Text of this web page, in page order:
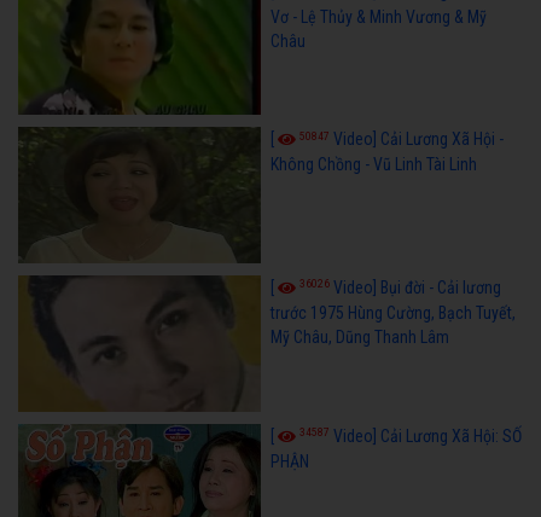
Vơ - Lệ Thủy & Minh Vương & Mỹ
Châu
50847 Video] Cải Lương Xã Hội -
Không Chồng - Vũ Linh Tài Linh
36026 Video] Bụi đời - Cải lương
trước 1975 Hùng Cường, Bạch Tuyết,
Mỹ Châu, Dũng Thanh Lâm
34587 Video] Cải Lương Xã Hội: SỐ
PHẬN